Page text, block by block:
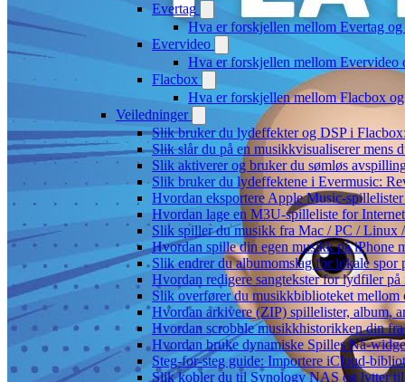
Evertag
Hva er forskjellen mellom Evertag
Evervideo
Hva er forskjellen mellom Evervideo
Flacbox
Hva er forskjellen mellom Flacbox
Veiledninger
Slik bruker du lydeffekter og DSP i
Slik slår du på en musikkvisualiserer mens
Slik aktiverer og bruker du sømløs
Slik bruker du lydeffektene i Evermusic:
Hvordan eksportere Apple Music-
Hvordan lage en M3U-spilleliste for
Slik spiller du musikk fra Mac / PC /
Hvordan spille din egen musikk på iPhone
Slik endrer du albumomslag for lokale
Hvordan redigere sangtekster for lydfiler
Slik overfører du musikkbiblioteket
Hvordan arkivere (ZIP) spillelister, album,
Hvordan scrobble musikkhistorikken din
Hvordan bruke dynamiske Spilles Nå-
Steg-for-steg guide: Importere iCloud-
Slik kobler du til Synology NAS og lytter